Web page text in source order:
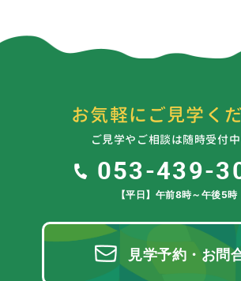
お気軽にご見学く
ご見学やご相談は随時受付
053-439-
【平日】午前8時～午後5時
見学予約・お問